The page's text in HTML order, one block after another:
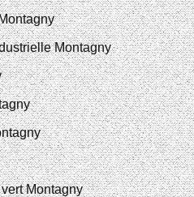
Montagny
Montagny